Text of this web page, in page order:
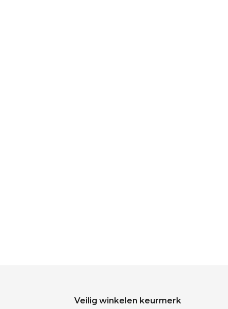
Veilig winkelen keurmerk